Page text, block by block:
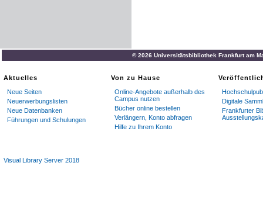
© 2026 Universitätsbibliothek Frankfurt am
Aktuelles
Neue Seiten
Neuerwerbungslisten
Neue Datenbanken
Führungen und Schulungen
Von zu Hause
Online-Angebote außerhalb des
Campus nutzen
Bücher online bestellen
Verlängern, Konto abfragen
Hilfe zu Ihrem Konto
Digitale
Frankfurter
Visual Library Server 2018